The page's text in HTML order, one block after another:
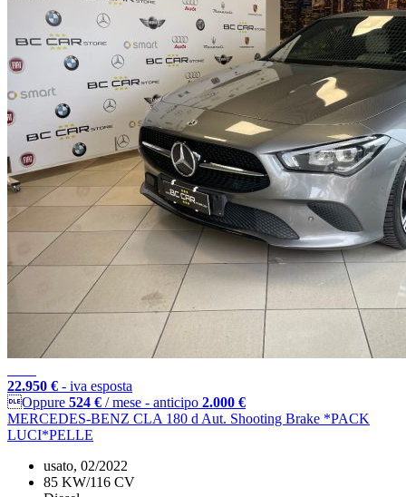
22.950 € - iva esposta
Oppure 524 € / mese - anticipo 2.000 €
MERCEDES-BENZ CLA 180 d Aut. Shooting Brake *PACK
LUCI*PELLE
usato, 02/2022
85 KW/116 CV